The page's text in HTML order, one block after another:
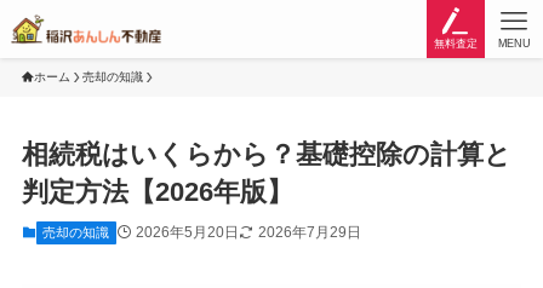
無料査定 MENU
ホーム 売却の知識
相続税はいくらから？基礎控除の計算と
判定方法【2026年版】
売却の知識 2026年5月20日 2026年7月29日